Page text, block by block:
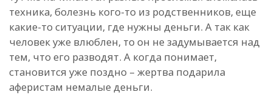
техника, болезнь кого-то из родственников, еще
какие-то ситуации, где нужны деньги. А так как
человек уже влюблен, то он не задумывается над
тем, что его разводят. А когда понимает,
становится уже поздно – жертва подарила
аферистам немалые деньги.